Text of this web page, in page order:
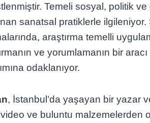
Temeli sosyal, politik ve
sanatsal pratiklerle ilgileniyor.
araştırma temelli
ve yorumlamanın bir
odaklanıyor.
, İstanbul’da yaşayan bir yazar
ve buluntu malzemelerden